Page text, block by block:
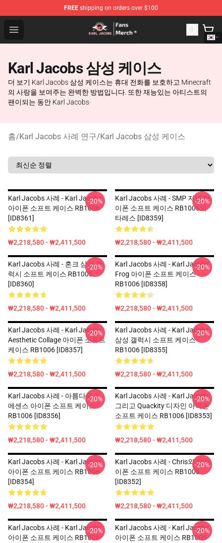
FREE shipping on orders over $100
Open menu
Karl Jacobs Store - Official Karl Jacobs Merchandise
Karl Jacobs 삼성 케이스
더 보기 Karl Jacobs 삼성 케이스는 휴대 전화를 보호하고 Minecraft
의 사랑을 보여주는 완벽한 방법입니다. 또한 재능있는 아티스트의
팬이되는 동안 Karl Jacobs·
홈/Karl Jacobs 사례 연구/Karl Jacobs 삼성 케이스
Karl Jacobs 사례 - Karl Jacobs
아이폰 소프트 케이스 RB1006
[ID8361]
₩2,218,580 - ₩2,411,500
-20%
Karl Jacobs 사례 - SMP 저널 아
이폰 소프트 케이스 RB1006의
타레스 [ID8359]
₩2,218,580 - ₩2,411,500
-20%
Karl Jacobs 사례 - 혼크 삼성 갤
럭시 소프트 케이스 RB1006
[ID8360]
₩2,218,580 - ₩2,411,500
-20%
Karl Jacobs 사례 - Karl Jacobs
Frog 아이폰 소프트 케이스
RB1006 [ID8358]
₩2,218,580 - ₩2,411,500
-20%
Karl Jacobs 사례 - Karl Jacobs
Aesthetic Collage 아이폰 소프트
케이스 RB1006 [ID8357]
₩2,218,580 - ₩2,411,500
-20%
Karl Jacobs 사례 - Karl Jacobs
삼성 갤럭시 소프트 케이스
RB1006 [ID8355]
₩2,218,580 - ₩2,411,500
-20%
Karl Jacobs 사례 - 아름다움과
에센스 아이폰 소프트 케이스
RB1006 [ID8356]
₩2,218,580 - ₩2,411,500
-20%
Karl Jacobs 사례 - Karl Jacobs
그리고 Quackity 디자인 아이폰
소프트 케이스 RB1006 [ID8353]
₩2,218,580 - ₩2,411,500
-20%
Karl Jacobs 사례 - Karl Jacobs
아이폰 소프트 케이스 RB1006
[ID8354]
₩2,218,580 - ₩2,411,500
-20%
Karl Jacobs 사례 - Chris와 칼 아
이폰 소프트 케이스 RB1006
[ID8352]
₩2,218,580 - ₩2,411,500
-20%
Karl Jacobs 사례 - Karl Jacobs
아이폰 소프트 케이스 RB1006
-20%
Karl Jacobs 사례 - Karl Jacobs
아이폰 소프트 케이스 RB1006
-20%